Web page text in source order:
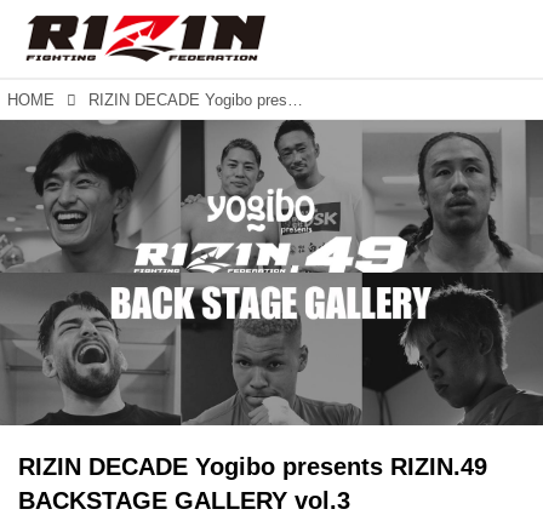
HOME RIZIN DECADE Yogibo presents RIZIN.49 BACKSTAGE GALLERY vol.3
RIZIN DECADE Yogibo presents RIZIN.49
BACKSTAGE GALLERY vol.3